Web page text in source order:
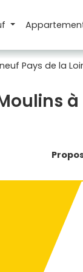
Pays de la